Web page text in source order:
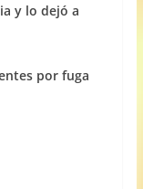
y lo dejó a
por fuga